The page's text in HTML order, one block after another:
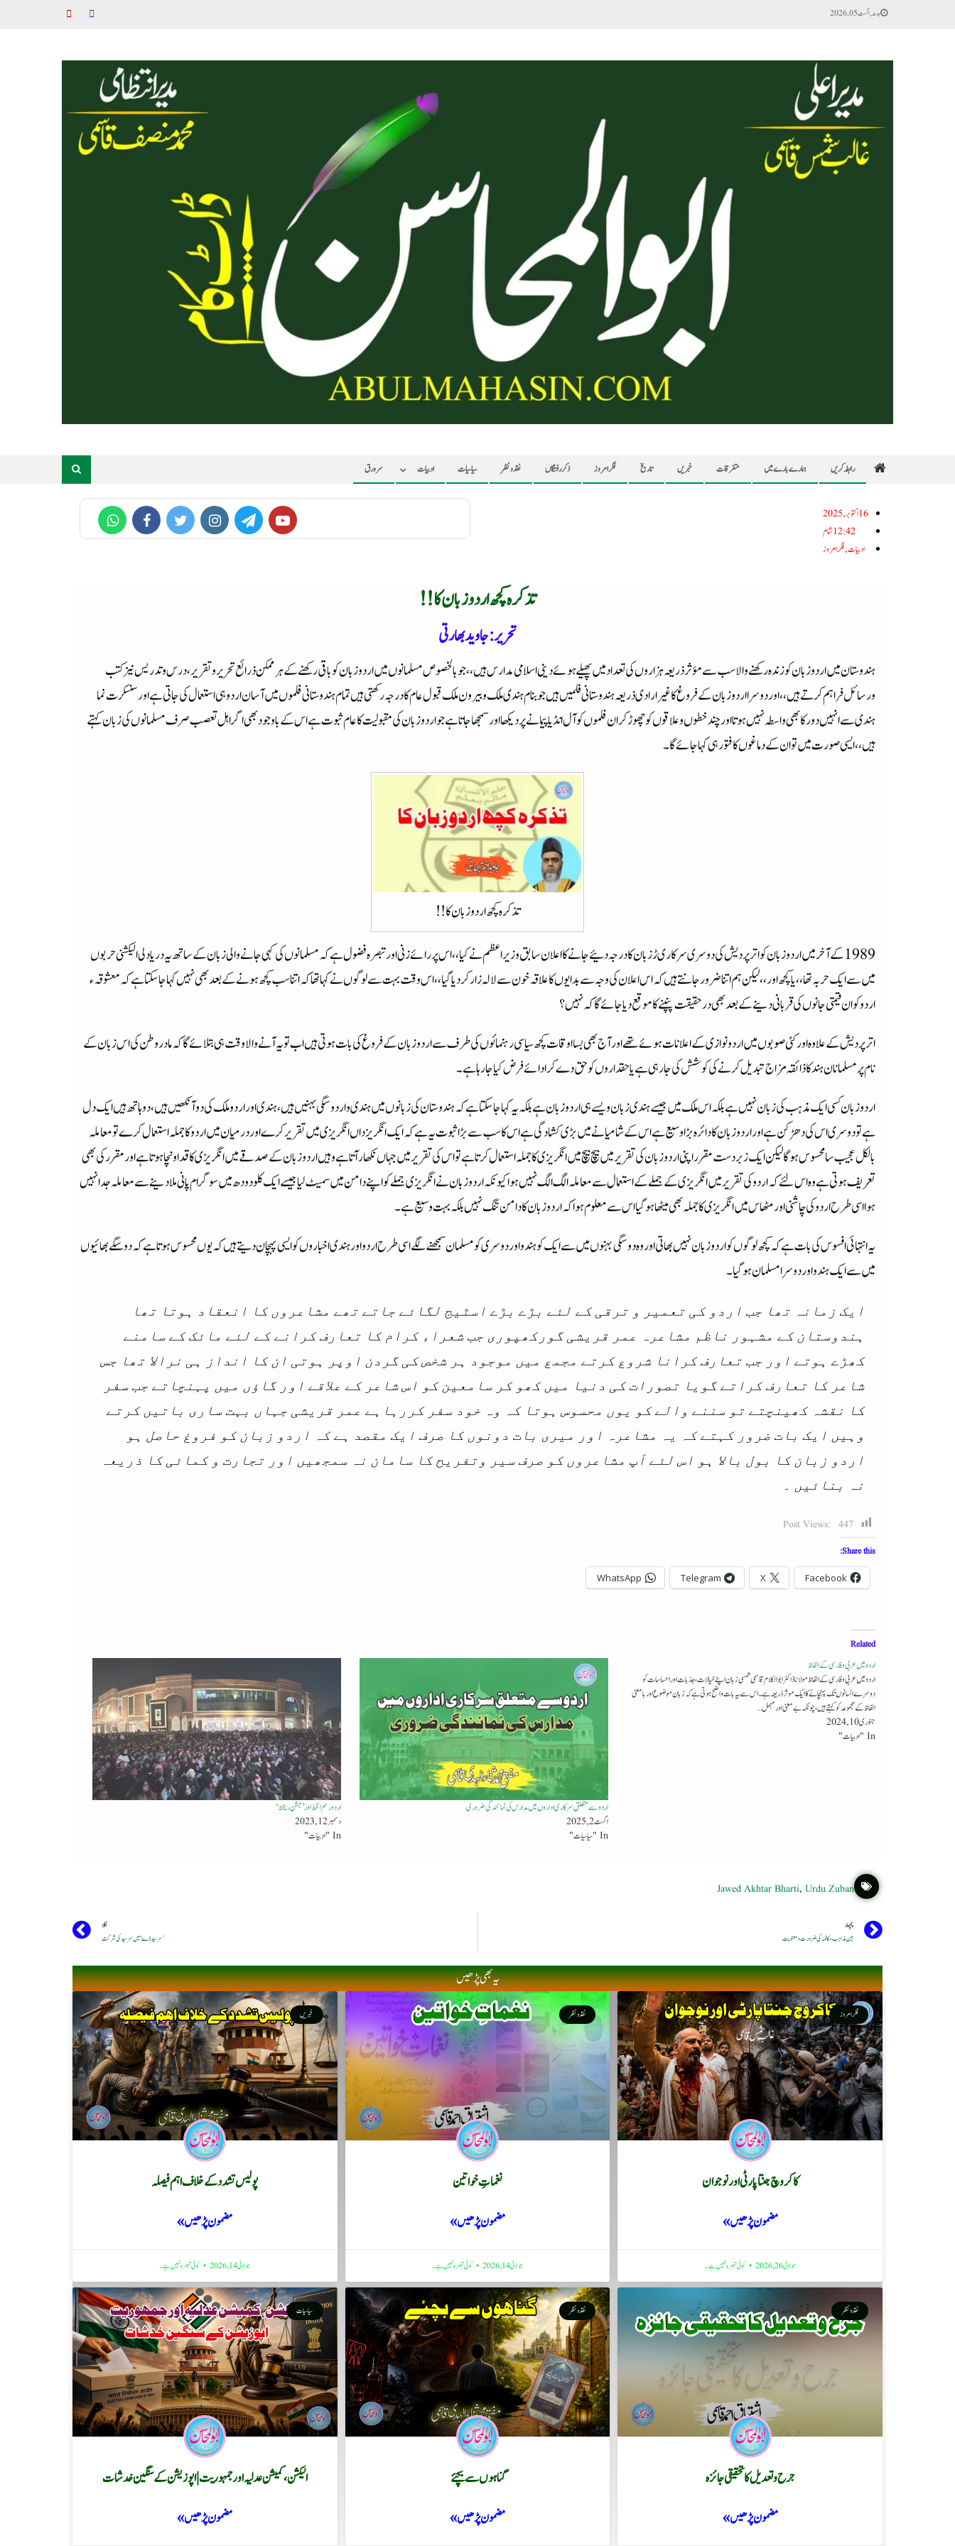
بدھ, اگست 05, 2026
سرورق ادبیات سیاسیات نقد ونظر ذکر رفتگاں فکر امروز تاریخ خبریں متفرقات ہمارے بارے میں رابطہ کریں
16اکتوبر, 2025
12:42 شام
ادبیات,فکر امروز
تذکرہ کچھ اردو زبان کا !!
تحریر: جاوید بھارتی
ہندوستان میں اردو زبان کو زندہ رکھنے والا سب سے مؤثر ذریعہ ہزاروں کی تعداد میں پھیلے ہوئے دینی اسلامی مدارس ہیں ،، جو بالخصوص مسلمانوں میں اردو زبان کو باقی رکھنے کے ہر ممکن ذرائع تحریر و تقریر ، درس و تدریس نیز کتب
ورسائل فراہم کرتے ہیں ،، اور دوسرا اردو زبان کے فروغ کا غیر ارادی ذریعہ ہندوستانی فلمیں ہیں جو بنام ہندی ملک و بیرون ملک قبول عام کا درجہ رکھتی ہیں تمام ہندوستانی فلموں میں آسان اردو ہی استعمال کی جاتی ہے اور سنسکرت نما
ہندی سے انہیں دور کا بھی واسطہ نہیں ہوتا اور چند خطوں و علاقوں کو چھوڑ کر ان فلموں کو آل انڈیا پیمانے پر دیکھا اور سمجھا جاتا ہے جو اردو زبان کی مقبولیت کا عام ثبوت ہے اس کے باوجود بھی اگر اہل تعصب صرف مسلمانوں کی زبان کہتے
ہیں ،، ایسی صورت میں تو ان کے دماغوں کا فتور ہی کہا جائے گا۔
تذکرہ کچھ اردو زبان کا !!
1989 کے آخر میں اردو زبان کو اترپردیش کی دوسری سرکاری ڑزبان کا درجہ دئیے جانے کا اعلان سابق وزیراعظم نے کیا ،، اس پر رائے زنی اور تبصرہ فضول ہے کہ مسلمانوں کی کہی جانے والی زبان کے ساتھ یہ دریا دلی الیکشنی حربوں
میں سے ایک حربہ تھا ،، یا کچھ اور ،، لیکن ہم اتنا ضرور جانتے ہیں کہ اس اعلان کی وجہ سے بدایوں کا علاقہ خون سے لالہ زار کردیاگیا ،، اس وقت بہت سے لوگوں نے کہا تھا کہ اتنا سب کچھ ہونے کے بعد بھی نہیں کہا جاسکتا ہے کہ معشوقہء
اردو کو ان قیمتی جانوں کی قربانی دینے کے بعد بھی درحقیقت پنپنے کا موقع دیا جائے گا کہ نہیں ؟
اترپردیش کے علاوہ اور کئی صوبوں میں اردو نوازی کے اعلانات ہوئے تھے اور آج بھی بسااوقات کچھ سیاسی رہنمائوں کی طرف سے اردو زبان کے فروغ کی بات ہوتی ہیں اب تو یہ آنے والا وقت ہی بتلائے گا کہ مادر وطن کی اس زبان کے
نام پر مسلمانان ہند کا ذائقہ مزاج تبدیل کرنے کی کوشش کی جارہی ہے یا حقداروں کو حق دے کر ادائے فرض کیا جارہاہے ۔
اردو زبان کسی ایک مذہب کی زبان نہیں ہے بلکہ اس ملک میں جیسے ہندی زبان ویسے ہی اردو زبان ہے بلکہ یہ کہا جاسکتا ہے کہ ہندوستان کی زبانوں میں ہندی و اردو سگی بہنیں ہیں ، ہندی اور اردو ملک کی دو آنکھیں ہیں ، دو ہاتھ ہیں ایک دل
ہے تو دوسری اس کی دھڑکن ہے اور اردو زبان کا دائرہ بڑا وسیع ہے اس کے شامیانے میں بڑی کشادگی ہے اس کا سب سے بڑا ثبوت یہ ہے کہ ایک انگریز داں انگریزی میں تقریر کرے اور درمیان میں اردو کا جملہ استعمال کرے تو معاملہ
بالکل عجیب سا محسوس ہوگا لیکن ایک زبردست مقرر اپنی اردو زبان کی تقریر میں بیچ بیچ میں انگریزی کا جملہ استعمال کرتا ہے تو اس کی تقریر میں جہاں نکھار آتا ہے وہیں اردو زبان کے صدقے میں انگریزی کا قد اونچا ہوتا ہے اور مقرر کی بھی
تعریف ہوتی ہے وہ اس لئے کہ اردو کی تقریر میں انگریزی کے جملے کے استعمال سے معاملہ الگ الگ نہیں ہوا کیونکہ اردو زبان نے انگریزی جملے کو اپنے دامن میں سمیٹ لیا جیسے ایک کلو دودھ میں سو گرام پانی ملادینے سے معاملہ جدا نہیں
ہوا اسی طرح اردو کی چاشنی اور مٹھاس میں انگریزی کا جملہ بھی میٹھا ہوگیا اس سے معلوم ہوا کہ اردو زبان کا دامن تنگ نہیں بلکہ بہت وسیع ہے۔
یہ انتہائی افسوس کی بات ہے کہ کچھ لوگوں کو اردو زبان نہیں بھاتی اور وہ دو سگی بہنوں میں سے ایک کو ہندو اور دوسری کو مسلمان سمجھنے لگے اسی طرح اردو اور ہندی اخباروں کو ایسی پہچان دیتے ہیں کہ یوں محسوس ہوتا ہے کہ دو سگے بھائیوں
میں سے ایک ہندو اور دوسرا مسلمان ہوگیا ۔
ایک زمانہ تھا جب اردو کی تعمیر و ترقی کے لئے بڑے بڑے اسٹیج لگائے جاتے تھے مشاعروں کا انعقاد ہوتا تھا
ہندوستان کے مشہور ناظم مشاعرہ عمر قریشی گورکھپوری جب شعراء کرام کا تعارف کرانے کے لئے مائک کے سامنے
کھڑے ہوتے اور جب تعارف کرانا شروع کرتے مجمع میں موجود ہر شخص کی گردن اوپر ہوتی ان کا انداز ہی نرالا تھا جس
شاعر کا تعارف کراتے گویا تصورات کی دنیا میں کھو کر سامعین کو اس شاعر کے علاقے اور گاؤں میں پہنچاتے جب سفر
کا نقشہ کھینچتے تو سننے والے کو یوں محسوس ہوتا کہ وہ خود سفر کررہاہے عمر قریشی جہاں بہت ساری باتیں کرتے
وہیں ایک بات ضرور کہتے کہ یہ مشاعرہ اور میری بات دونوں کا صرف ایک مقصد ہے کہ اردو زبان کو فروغ حاصل ہو
اردو زبان کا بول بالا ہو اس لئے آپ مشاعروں کو صرف سیر وتفریح کا سامان نہ سمجھیں اور تجارت و کمائی کا ذریعہ
نہ بنائیں ۔
Post Views: 447
Share this:
Facebook
X
Telegram
WhatsApp
Related
اردو میں عربی وفارسی کے الفاظ
اردو میں عربی وفارسی کے الفاظ مولانا ڈاکٹر ابوالکلام قاسمی شمسی زبان اپنے خیالات ، جذبات اور احساسات کو
دوسرے انسانوں تک پہنچانے کا ایک موثر ذریعہ ہے۔ اس سے یہ بات واضح ہوتی ہے کہ زبان موضوع اور بامعنی
الفاظ کے مجموعہ کو کہتے ہیں، چونکہ بےمعنی اور مہمل…
جنوری 10, 2024
In "ادبیات"
اردو سے متعلق سرکاری اداروں میں مدارس کی نمائندگی ضروری
اگست 2, 2025
In "سیاسیات"
اردو رسم الخط اور’جشن ریختہ‘
دسمبر 12, 2023
In "ادبیات"
Jawed Akhtar Bharti, Urdu Zuban
پچھلا
بین مذاہب مکالمہ کی ضرورت و معنویت
اگلا
’سرسید ڈے‘ میں سرسید کی شرکت
یہ بھی پڑھیں
فکر امروز
کاکروچ جنتا پارٹی اور نوجوان
مضمون پڑھیں »
جولائی 26, 2026 کوئی تبصرہ نہیں ہے۔
نقد ونظر
نغماتِ خواتین
مضمون پڑھیں »
جولائی 14, 2026 کوئی تبصرہ نہیں ہے۔
خبریں
پولیس تشدد کے خلاف اہم فیصلہ
مضمون پڑھیں »
جولائی 14, 2026 کوئی تبصرہ نہیں ہے۔
نقد ونظر
جرح و تعدیل کا تحقیقی جائزہ
مضمون پڑھیں »
نقد ونظر
گناہوں سے بچئے
مضمون پڑھیں »
سیاسیات
الیکشن، کمیشن عدلیہ اور جمہوریت | اپوزیشن کے سنگین خدشات
مضمون پڑھیں »